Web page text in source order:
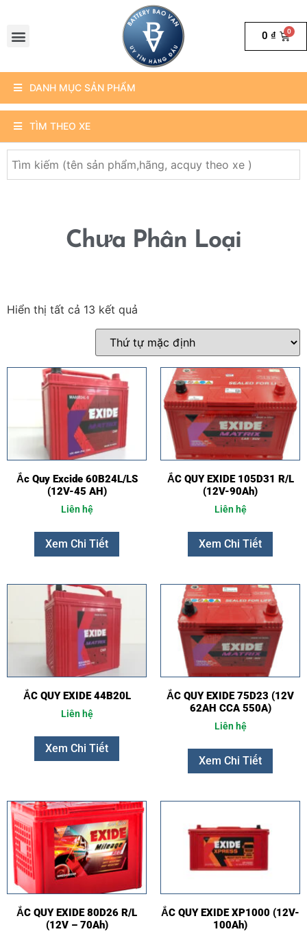
0 ₫
DANH MỤC SẢN PHẨM
TÌM THEO XE
Chưa Phân Loại
Hiển thị tất cả 13 kết quả
Ắc Quy Excide 60B24L/LS
(12V-45 AH)
Liên hệ
Xem Chi Tiết
ẮC QUY EXIDE 105D31 R/L
(12V-90Ah)
Liên hệ
Xem Chi Tiết
ẮC QUY EXIDE 44B20L
Liên hệ
Xem Chi Tiết
ẮC QUY EXIDE 75D23 (12V
62AH CCA 550A)
Liên hệ
Xem Chi Tiết
ẮC QUY EXIDE 80D26 R/L
(12V – 70Ah)
ẮC QUY EXIDE XP1000 (12V-
100Ah)